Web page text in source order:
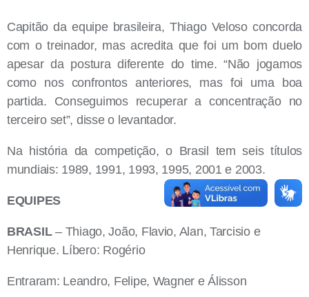
Capitão da equipe brasileira, Thiago Veloso concorda
com o treinador, mas acredita que foi um bom duelo
apesar da postura diferente do time. “Não jogamos
como nos confrontos anteriores, mas foi uma boa
partida. Conseguimos recuperar a concentração no
terceiro set”, disse o levantador.
Na história da competição, o Brasil tem seis títulos
mundiais: 1989, 1991, 1993, 1995, 2001 e 2003.
EQUIPES
BRASIL– Thiago, João, Flavio, Alan, Tarcisio e
Henrique. Líbero: Rogério
Entraram: Leandro, Felipe, Wagner e Álisson